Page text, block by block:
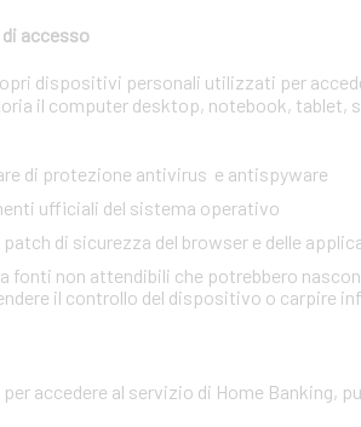
accesso
dispositivi personali utilizzati per
il computer desktop, notebook, tablet,
di protezione antivirus e antispyware
ufficiali del sistema operativo
di sicurezza del browser e delle
fonti non attendibili che potrebbero
il controllo del dispositivo o carpire
accedere al servizio di Home Banking,